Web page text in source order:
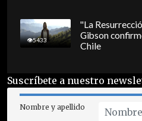
5433
"La
Gibson
Chile
Suscríbete a nuestro
Nombre y apellido